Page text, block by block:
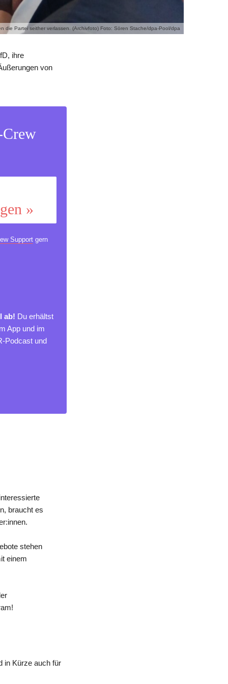
die Partei seither verlassen. (Archivfoto) Foto: Sören Stache/dpa-Pool/dpa
ihre
von
»
Supportgern
ab! Du erhältst
App und im
Podcast und
braucht es
stehen
einem
in Kürze auch für